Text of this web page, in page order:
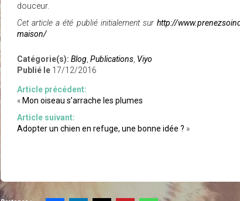
douceur.
Cet article a été publié initialement sur http://
maison/
Catégorie(s): Blog Publications Viyo
Publié le 17/12/2016
Article précédent:
« Mon oiseau s’arrache les plumes
Article suivant:
Adopter un chien en refuge, une bonne idée ? »